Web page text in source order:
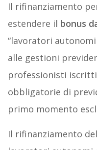
Il rifinanziamento
estendere il bonus
“lavoratori
alle gestioni
professionisti
obbligatorie di
primo momento
Il rifinanziamento